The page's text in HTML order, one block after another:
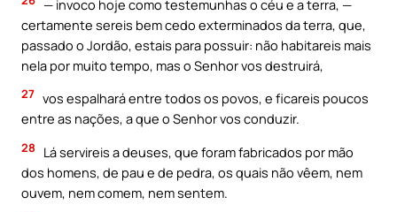
— invoco hoje como testemunhas o céu e a terra, —
certamente sereis bem cedo exterminados da terra, que,
passado o Jordão, estais para possuir: não habitareis mais
nela por muito tempo, mas o Senhor vos destruirá,
27 vos espalhará entre todos os povos, e ficareis poucos
entre as nações, a que o Senhor vos conduzir.
28
Lá servireis a deuses, que foram fabricados por mão
dos homens, de pau e de pedra, os quais não vêem, nem
ouvem, nem comem, nem sentem.